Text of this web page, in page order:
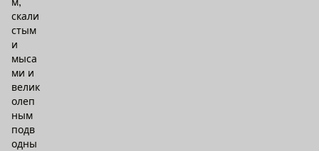
м,
скали
стым
и
мыса
ми и
велик
олеп
ным
подв
одны